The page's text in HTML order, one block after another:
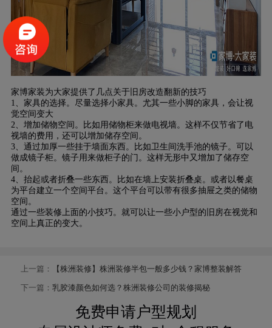
家博家装为大家提供了几点关于旧房改造翻新的技巧
1、家具的选择。尽量选择小家具。尤其一些小脚的家具，会让视
觉空间变大
2、增加储物空间。比如用储物柜来做电视墙。这样不仅节省了电
视墙的费用，还可以增加储存空间。
3、通过加厚一些挂于墙面东西。比如卫生间洗手池的镜子。可以
做成镜子柜。镜子用来做柜子的门。这样无形中又增加了储存空
间。
4、抬起或者折叠一些东西。比如在墙上安装折叠桌。或者以餐桌
为平台建立一个空间平台。这个平台可以带有很多抽屉之类的储物
空间。
通过一些装修上面的小技巧。就可以让一些小户型的旧房在视觉和
空间上真正的变大。
上一篇： 【株洲装修】株洲装修半包一般多少钱？家博整装解答
下一篇： 乳胶漆颜色如何选？株洲装修公司的装修揭秘
免费申请户型规划